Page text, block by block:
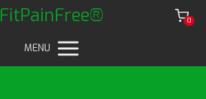
FitPainFree® 0
MENU